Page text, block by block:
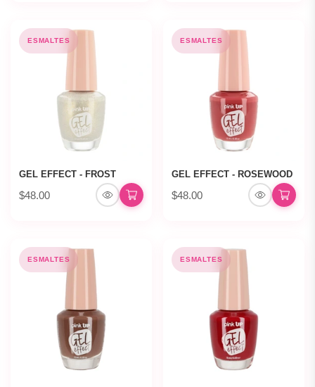
ESMALTES
GEL EFFECT - FROST
$48.00
ESMALTES
GEL EFFECT - ROSEWOOD
$48.00
ESMALTES ESMALTES